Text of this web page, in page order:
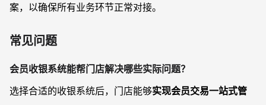
案，以确保所有业务环节正常对接。
常见问题
会员收银系统能帮门店解决哪些实际问题？
选择合适的收银系统后，门店能够实现会员交易一站式管